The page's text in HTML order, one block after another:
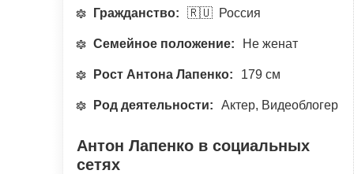
Гражданство: 🇷🇺 Россия
Семейное положение: Не женат
Рост Антона Лапенко: 179 см
Род деятельности: Актер, Видеоблогер
Антон Лапенко в социальных
сетях